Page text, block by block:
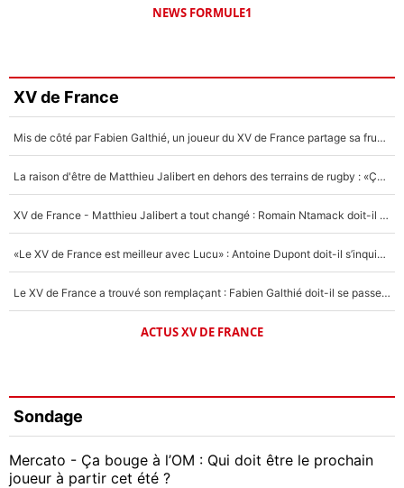
NEWS FORMULE1
XV de France
Mis de côté par Fabien Galthié, un joueur du XV de France partage sa frustration : «ils ne me l’ont pas dit tout de suite»
La raison d'être de Matthieu Jalibert en dehors des terrains de rugby : «Ça m'atteint autant que si tu touches à un membre de ma famille»
XV de France - Matthieu Jalibert a tout changé : Romain Ntamack doit-il s’inquiéter pour sa place à un an de la Coupe du monde ?
«Le XV de France est meilleur avec Lucu» : Antoine Dupont doit-il s’inquiéter pour sa place ?
Le XV de France a trouvé son remplaçant : Fabien Galthié doit-il se passer d'Antoine Dupont ?
ACTUS XV DE FRANCE
Sondage
Mercato - Ça bouge à l’OM : Qui doit être le prochain
joueur à partir cet été ?